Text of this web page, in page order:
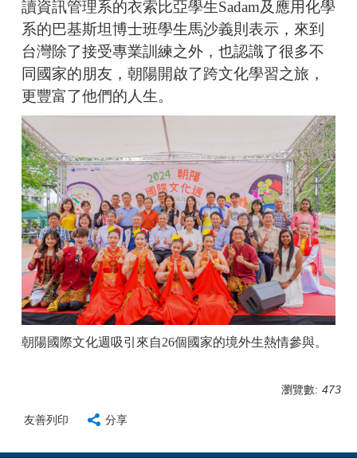
讀資訊管理系的衣索比亞學生Sadam及應用化學
系的巴基斯坦博士班學生馬沙義則表示，來到
台灣除了接受專業訓練之外，也認識了很多不
同國家的朋友，朝陽開啟了跨文化學習之旅，
更豐富了他們的人生。
朝陽國際文化週吸引來自26個國家的境外生熱情參與。
瀏覽數: 473
友善列印 分享